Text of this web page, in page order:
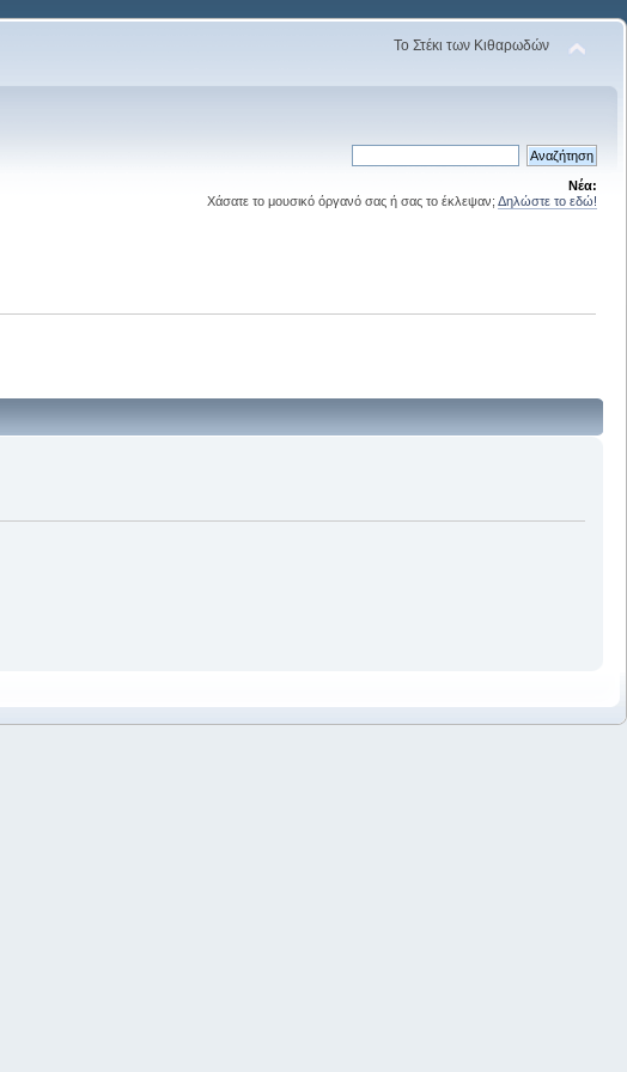
Το Στέκι των Κιθαρωδών
Νέα:
Χάσατε το μουσικό όργανό σας ή σας το έκλεψαν; Δηλώστε το εδώ!